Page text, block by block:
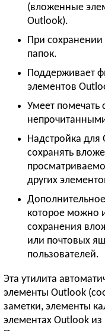
(вложенные
Outlook).
При сохранении
папок.
Поддерживает
элементов
Умеет помечать
Надстройка
сохранять
других
которое можно
сохранения
или почтовых
пользователей.
Эта утилита
элементы Outlook
заметки, элементы
элементах Outlook